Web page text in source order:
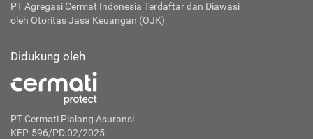
PT Agregasi Cermat Indonesia Terdaftar dan Diawasi
oleh Otoritas Jasa Keuangan (OJK)
Didukung oleh
PT Cermati Pialang Asuransi
KEP-596/PD.02/2025